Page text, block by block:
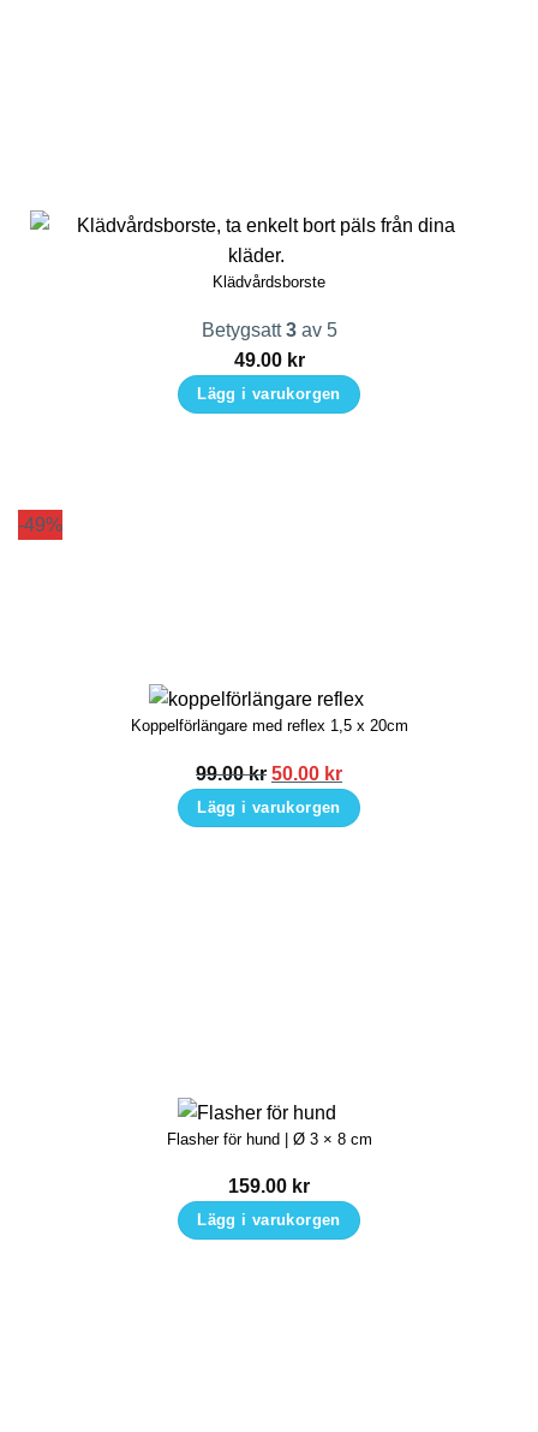
Klädvårdsborste
Betygsatt3av 5
49.00 kr
Lägg i varukorgen
-49%
Koppelförlängare med reflex 1,5 x 20cm
99.00kr Det
ursprungliga
priset
50.00 krDet
nuvarande
priset
Lägg i varukorgen
Flasher för hund | Ø 3 × 8 cm
159.00 kr
Lägg i varukorgen